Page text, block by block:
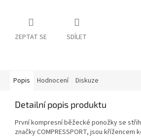
ZEPTAT SE SDÍLET
Popis Hodnocení Diskuze
Detailní popis produktu
První kompresní běžecké ponožky se
značky COMPRESSPORT, jsou křížencem